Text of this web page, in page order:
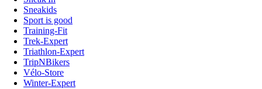
Sneakids
Sport is good
Training-Fit
Trek-Expert
Triathlon-Expert
TripNBikers
Vélo-Store
Winter-Expert